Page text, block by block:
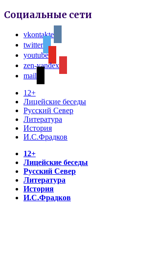
Социальные сети
vkontakte
twitter
youtube
zen-yandex
mail
12+
Лицейские беседы
Русский Север
Литература
История
И.С.Фрадков
12+
Лицейские беседы
Русский Север
Литература
История
И.С.Фрадков